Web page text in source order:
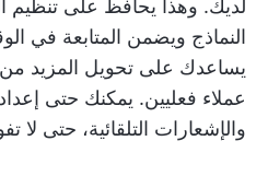
لديك. وهذا يحافظ على تنظيم
النماذج ويضمن المتابعة في
يساعدك على تحويل المزيد من
عملاء فعليين. يمكنك حتى
والإشعارات التلقائية، حتى لا